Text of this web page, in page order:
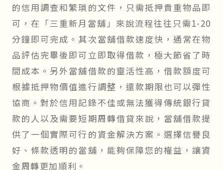
的信用調查和繁瑣的文件，只需抵押貴重物品即
可，在「三重新月當舖」來說流程往往只需1-20
分鐘即可完成。其次當舖借款速度快，通常在物
品評估完畢後即可立即取得借款，極大節省了時
間成本。另外當舖借款的靈活性高，借款額度可
根據抵押物價值進行調整，還款期限也可以彈性
協商。對於信用記錄不佳或無法獲得傳統銀行貸
款的人以及需要短期周轉借貸來說，當舖借款提
供了一個實際可行的資金解決方案。選擇信譽良
好、條款透明的當舖，能夠保障您的權益，讓資
金周轉更加順利。